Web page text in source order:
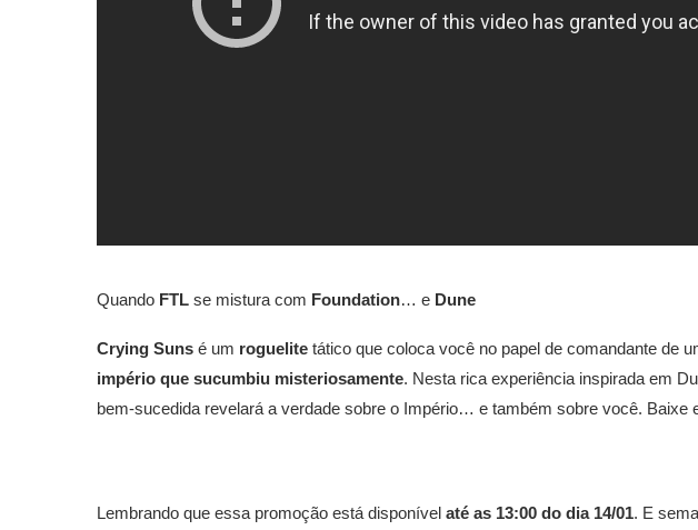
Quando FTL se mistura com Foundation… e Dune
Crying Suns é um roguelite tático que coloca você no papel de comandante de
império que sucumbiu misteriosamente. Nesta rica experiência inspirada em
bem-sucedida revelará a verdade sobre o Império… e também sobre você. Baixe
Lembrando que essa promoção está disponível até as 13:00 do dia 14/01. E